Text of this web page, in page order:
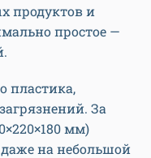
продуктов и
простое —
пластика,
За
мм)
на небольшой